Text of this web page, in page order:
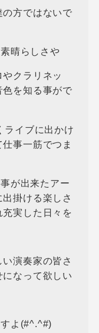
方ではないで
晴らしさや
クラリネッ
を知る事がで
ライブに出かけ
事一筋でつま
が出来たアー
掛ける楽しさ
実した日々を
演奏家の皆さ
なって欲しい
よ(#^.^#)